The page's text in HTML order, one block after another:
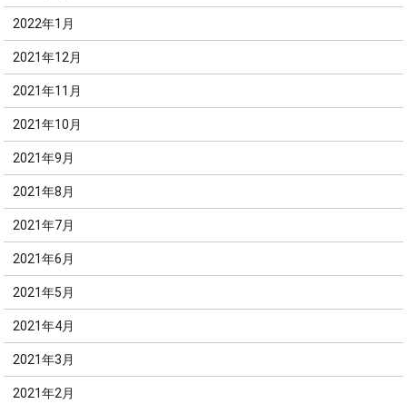
2022年1月
2021年12月
2021年11月
2021年10月
2021年9月
2021年8月
2021年7月
2021年6月
2021年5月
2021年4月
2021年3月
2021年2月